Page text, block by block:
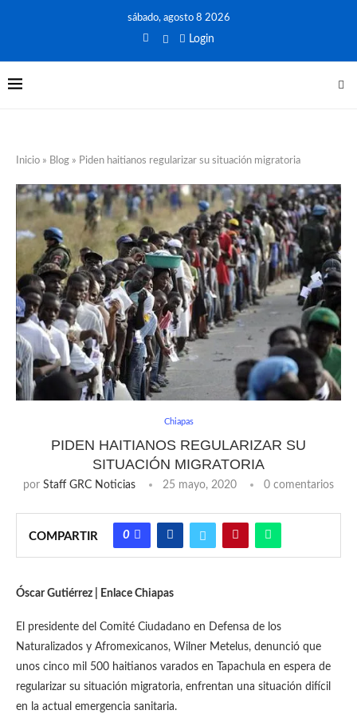
sábado, agosto 8 2026
Login
Inicio » Blog » Piden haitianos regularizar su situación migratoria
Chiapas
PIDEN HAITIANOS REGULARIZAR SU
SITUACIÓN MIGRATORIA
por Staff GRC Noticias 25 mayo, 2020 0 comentarios
COMPARTIR 0
Óscar Gutiérrez | Enlace Chiapas
El presidente del Comité Ciudadano en Defensa de los
Naturalizados y Afromexicanos, Wilner Metelus, denunció que
unos cinco mil 500 haitianos varados en Tapachula en espera de
regularizar su situación migratoria, enfrentan una situación difícil
en la actual emergencia sanitaria.